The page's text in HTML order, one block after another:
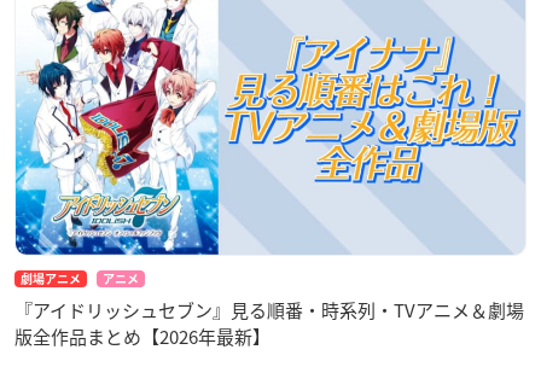
劇場アニメ アニメ
『アイドリッシュセブン』見る順番・時系列・TVアニメ＆劇場
版全作品まとめ【2026年最新】